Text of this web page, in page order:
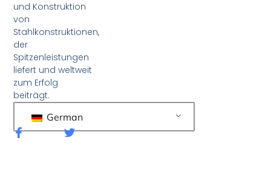
und Konstruktion
von
Stahlkonstruktionen,
der
Spitzenleistungen
liefert und weltweit
zum Erfolg
beiträgt.
German
F
a
T